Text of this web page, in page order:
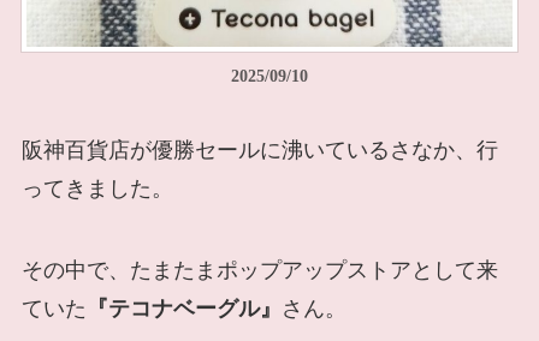
2025/09/10
阪神百貨店が優勝セールに沸いているさなか、行
ってきました。
その中で、たまたまポップアップストアとして来
ていた 『テコナベーグル』 さん。